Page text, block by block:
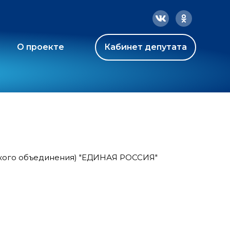
О проекте Кабинет депутата
объединения) "ЕДИНАЯ РОССИЯ"